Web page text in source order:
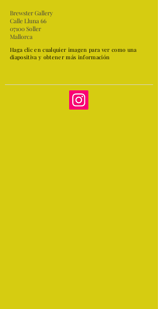
Brewster Gallery
Calle Lluna 66
07100 Soller
Mallorca
Haga clic en cualquier imagen para ver como una
diapositiva y obtener más información